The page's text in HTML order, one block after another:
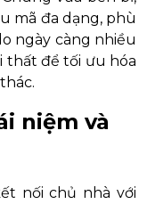
mã đa dạng, phù
ngày càng nhiều
thất để tối ưu hóa
niệm và
nối chủ nhà với